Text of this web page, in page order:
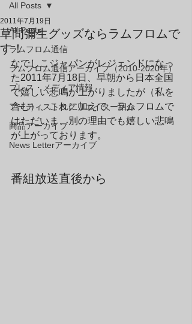
All Posts
ラムフロム通信
ラムフロム通信アーカイブ（2010-2020年）
プレス・メディア情報
アーティスト＆クリエイター紹介
商品アーカイブ
News Letterアーカイブ
All Posts
草間彌生グッズならラムフロムで
す！
2011年7月19日
なでしこジャパンがレジェンドになっ
た2011年7月18日、早朝から日本全国
で嬉しい悲鳴が上がりましたが（私を
含む）、これに加えて、ラムフロムで
はただいま、別の理由でも嬉しい悲鳴
が上がっております。
番組放送直後から